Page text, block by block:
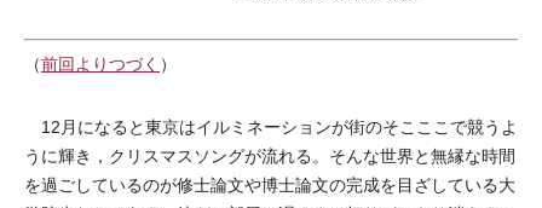
（前回よりつづく ）
12月になると東京はイルミネーションが街のそこここで競うよ
うに輝き，クリスマスソングが流れる。そんな世界と無縁な時間
を過ごしているのが修士論文や博士論文の完成を目ざしている大